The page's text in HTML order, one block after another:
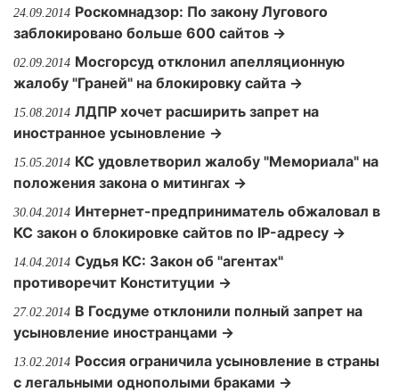
24.09.2014 Роскомнадзор: По закону Лугового
заблокировано больше 600 сайтов →
02.09.2014 Мосгорсуд отклонил апелляционную
жалобу "Граней" на блокировку сайта →
15.08.2014 ЛДПР хочет расширить запрет на
иностранное усыновление →
15.05.2014 КС удовлетворил жалобу "Мемориала" на
положения закона о митингах →
30.04.2014 Интернет-предприниматель обжаловал в
КС закон о блокировке сайтов по IP-адресу →
14.04.2014 Судья КС: Закон об "агентах"
противоречит Конституции →
27.02.2014 В Госдуме отклонили полный запрет на
усыновление иностранцами →
13.02.2014 Россия ограничила усыновление в страны
с легальными однополыми браками →